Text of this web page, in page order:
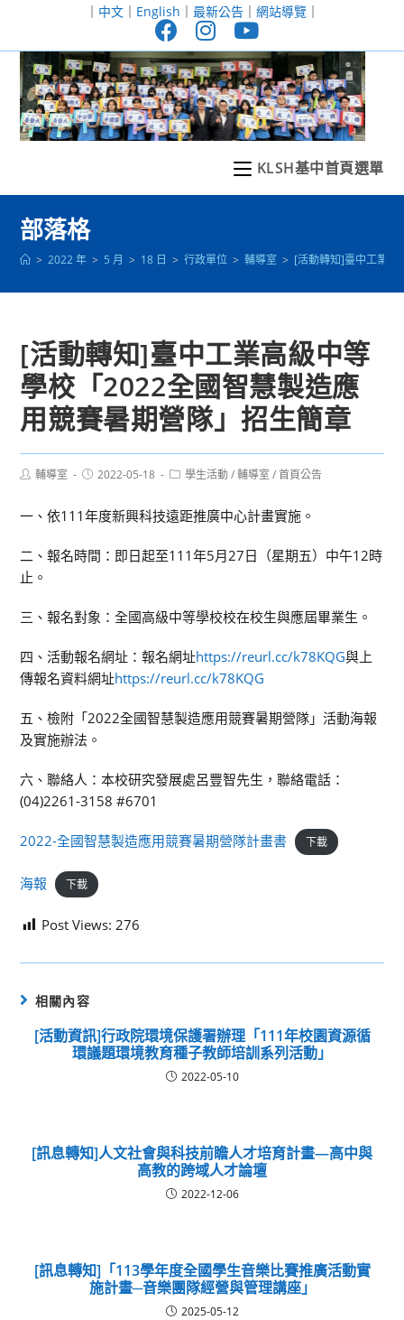
至
｜ 中文｜ English ｜ 最新公告｜ 網站導覽｜
KLSH基中首頁選單
部落格
> 2022 年 > 5 月 > 18 日 > 行政單位 > 輔導室 > [活動轉知]臺中工業高
[活動轉知]臺中工業高級中等
學校「2022全國智慧製造應
用競賽暑期營隊」招生簡章
Post輔導室
Post2022-05-18
Post學生活動 / 輔導室 / 首頁公告
一、依111年度新興科技遠距推廣中心計畫實施。
二、報名時間：即日起至111年5月27日（星期五）中午12時
止。
三、報名對象：全國高級中等學校校在校生與應屆畢業生。
四、活動報名網址：報名網址https://reurl.cc/k78KQG與上
傳報名資料網址https://reurl.cc/k78KQG
五、檢附「2022全國智慧製造應用競賽暑期營隊」活動海報
及實施辦法。
六、聯絡人：本校研究發展處呂豐智先生，聯絡電話：
(04)2261-3158 #6701
2022-全國智慧製造應用競賽暑期營隊計畫書 下載
海報 下載
Post Views: 276
相關內容
[活動資訊]行政院環境保護署辦理「111年校園資源循
環議題環境教育種子教師培訓系列活動」
2022-05-10
[訊息轉知]人文社會與科技前瞻人才培育計畫—高中與
高教的跨域人才論壇
2022-12-06
[訊息轉知]「113學年度全國學生音樂比賽推廣活動實
施計畫─音樂團隊經營與管理講座」
2025-05-12